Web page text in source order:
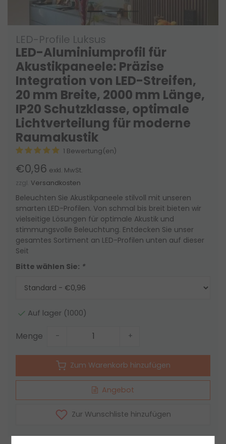
LED-Profile Luksus
LED-Aluminiumprofil für
Akustikpaneele: Präzise
Integration von LED-Streifen,
20 mm Breite, 2000 mm Länge,
IP20 Schutzklasse, optimale
Lichtverteilung für moderne
Raumakustik
1 Bewertung(en)
€0,96 exkl. MwSt.
zzgl. Versandkosten
Beleuchten Sie Akustikpaneele stilvoll mit unseren
smarten LED-Profilen. Von schmal bis breit bieten wir
vielseitige Lösungen für optimale Akustik und
stimmungsvolle Beleuchtung. Entdecken Sie unser
gesamtes Sortiment an LED-Profilen unten auf dieser
Seit
Bitte wählen Sie: *
Auf lager (1000)
Menge - +
Zum Warenkorb hinzufügen
Angebot
Zur Wunschliste hinzufügen